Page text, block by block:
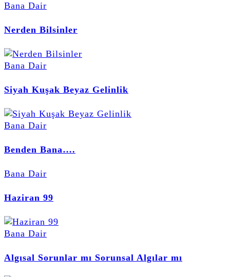
Bana Dair
Nerden Bilsinler
Bana Dair
Siyah Kuşak Beyaz Gelinlik
Bana Dair
Benden Bana….
Bana Dair
Haziran 99
Bana Dair
Algısal Sorunlar mı Sorunsal Algılar mı